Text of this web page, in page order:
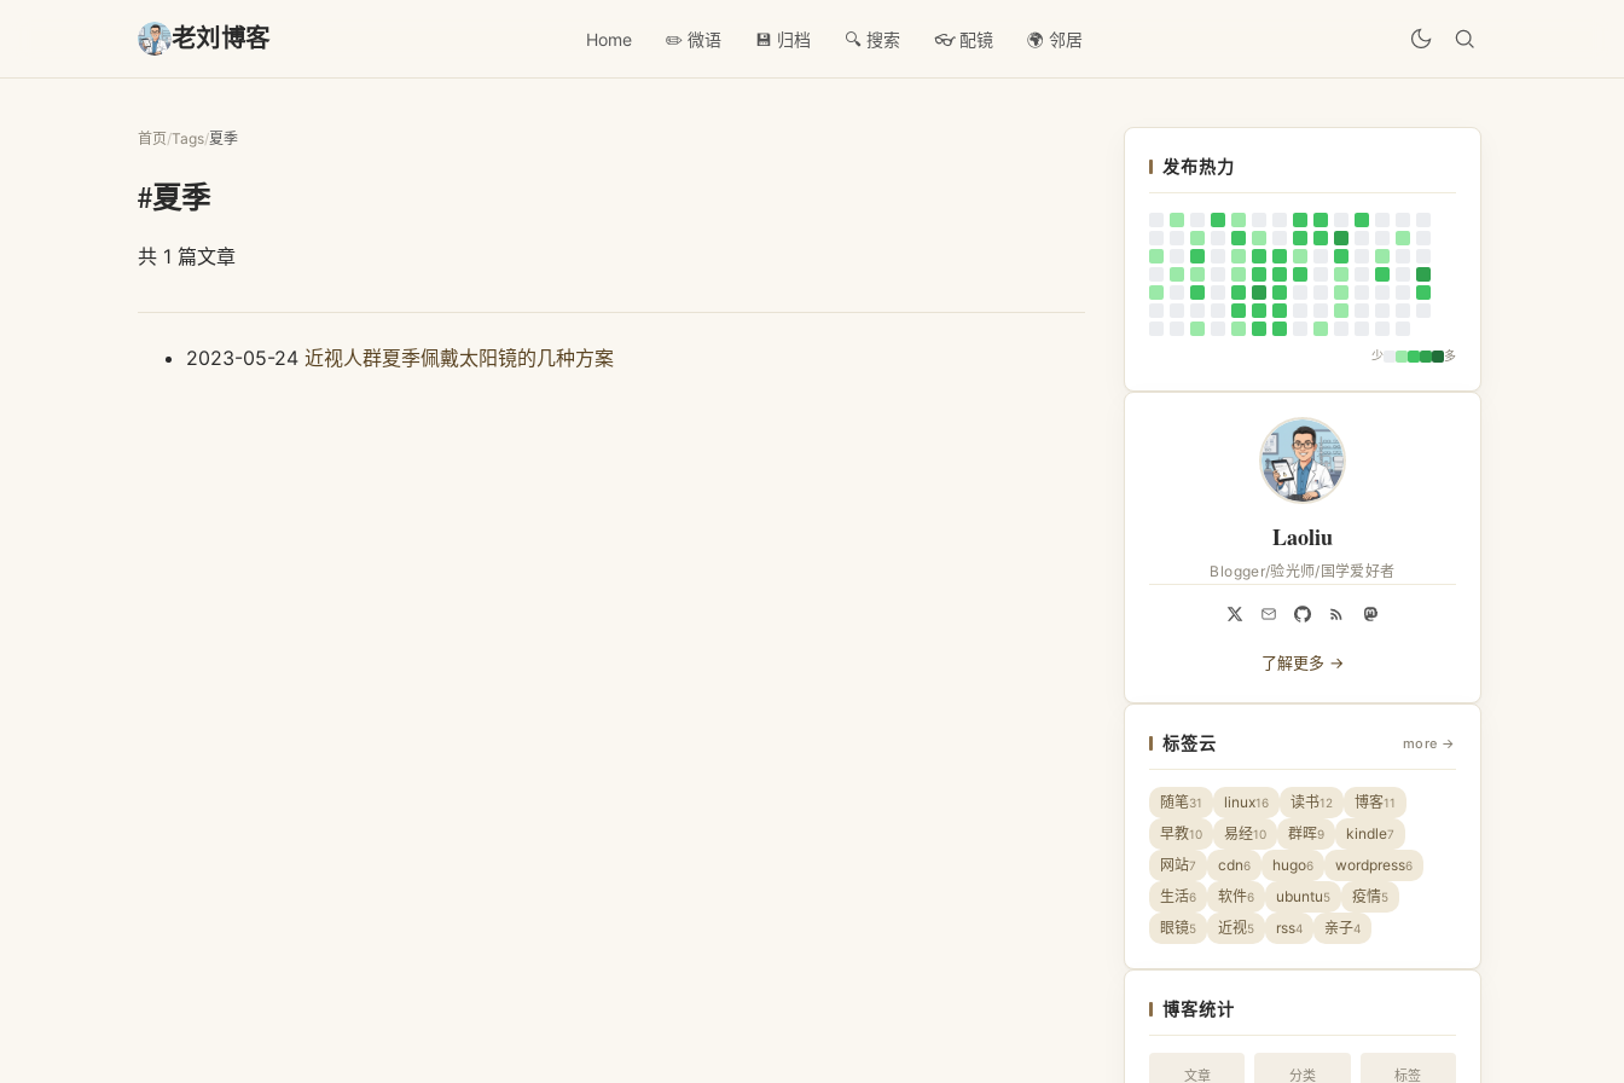
老刘博客 Home ✏️ 微语 💾 归档 🔍 搜索 👓 配镜 🌍 邻居
首页/Tags/夏季
#夏季
共 1 篇文章
2023-05-24 近视人群夏季佩戴太阳镜的几种方案
发布热力
少 多
Laoliu
Blogger/验光师/国学爱好者
了解更多 →
标签云 more →
随笔31 linux16 读书12 博客11
早教10 易经10 群晖9 kindle7
网站7 cdn6 hugo6 wordpress6
生活6 软件6 ubuntu5 疫情5
眼镜5 近视5 rss4 亲子4
博客统计
文章 分类 标签